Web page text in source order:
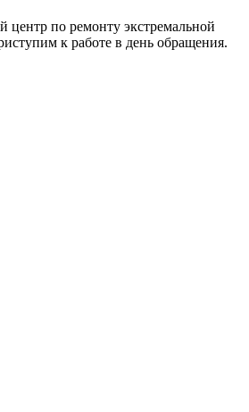
по ремонту экстремальной
к работе в день обращения.